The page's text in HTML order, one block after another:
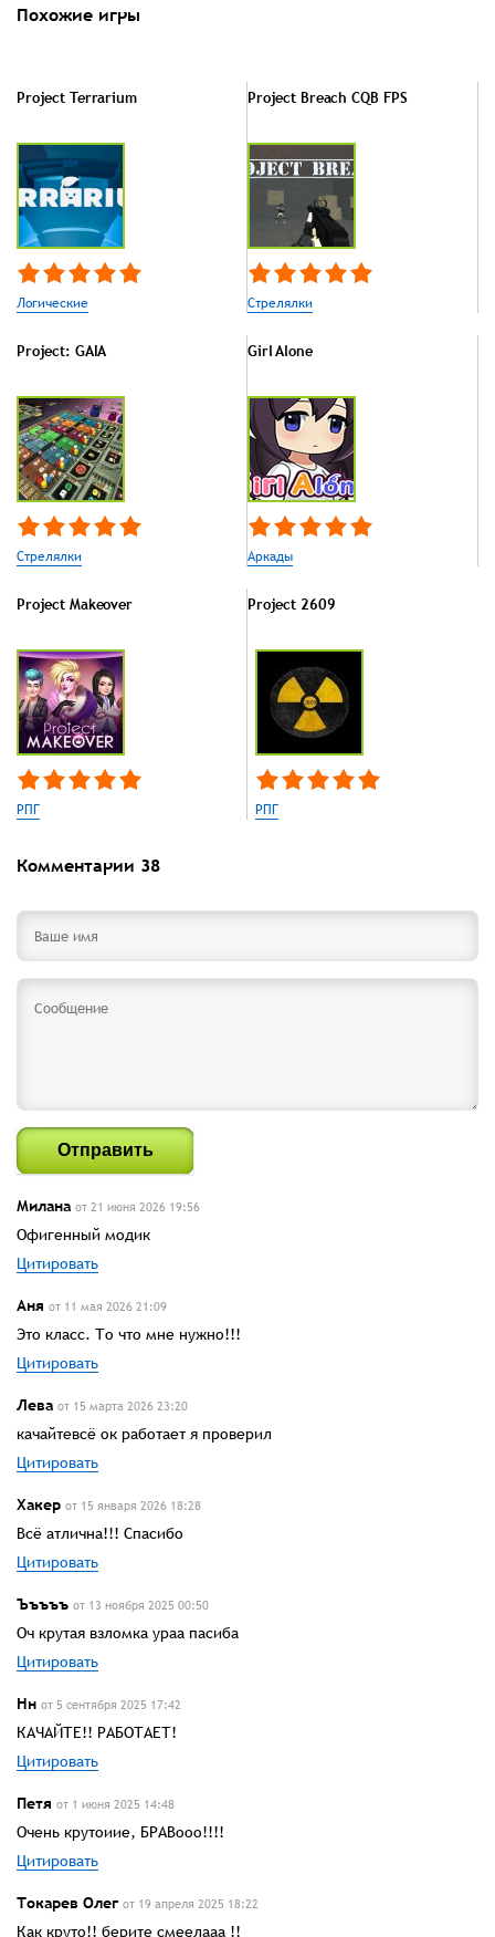
Похожие игры
Project Terrarium
Логические
Project Breach CQB FPS
Стрелялки
Project: GAIA
Стрелялки
Girl Alone
Аркады
Project Makeover
РПГ
Project 2609
РПГ
Комментарии 38
Отправить
Милана от 21 июня 2026 19:56
Офигенный модик
Цитировать
Аня от 11 мая 2026 21:09
Это класс. То что мне нужно!!!
Цитировать
Лева от 15 марта 2026 23:20
качайтевсё ок работает я проверил
Цитировать
Хакер от 15 января 2026 18:28
Всё атлична!!! Спасибо
Цитировать
Ъъъъъ от 13 ноября 2025 00:50
Оч крутая взломка ураа пасиба
Цитировать
Нн от 5 сентября 2025 17:42
КАЧАЙТЕ!! РАБОТАЕТ!
Цитировать
Петя от 1 июня 2025 14:48
Очень крутоиие, БРАВооо!!!!
Цитировать
Токарев Олег от 19 апреля 2025 18:22
Как круто!! берите смеелааа !!